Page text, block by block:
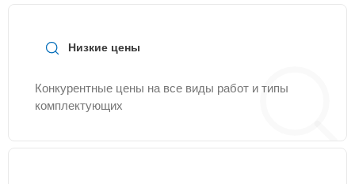
Низкие цены
Конкурентные цены на все виды работ и типы
комплектующих